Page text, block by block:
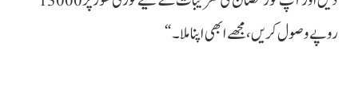
روپے وصول کریں، مجھے ابھی اپنا ملا۔“